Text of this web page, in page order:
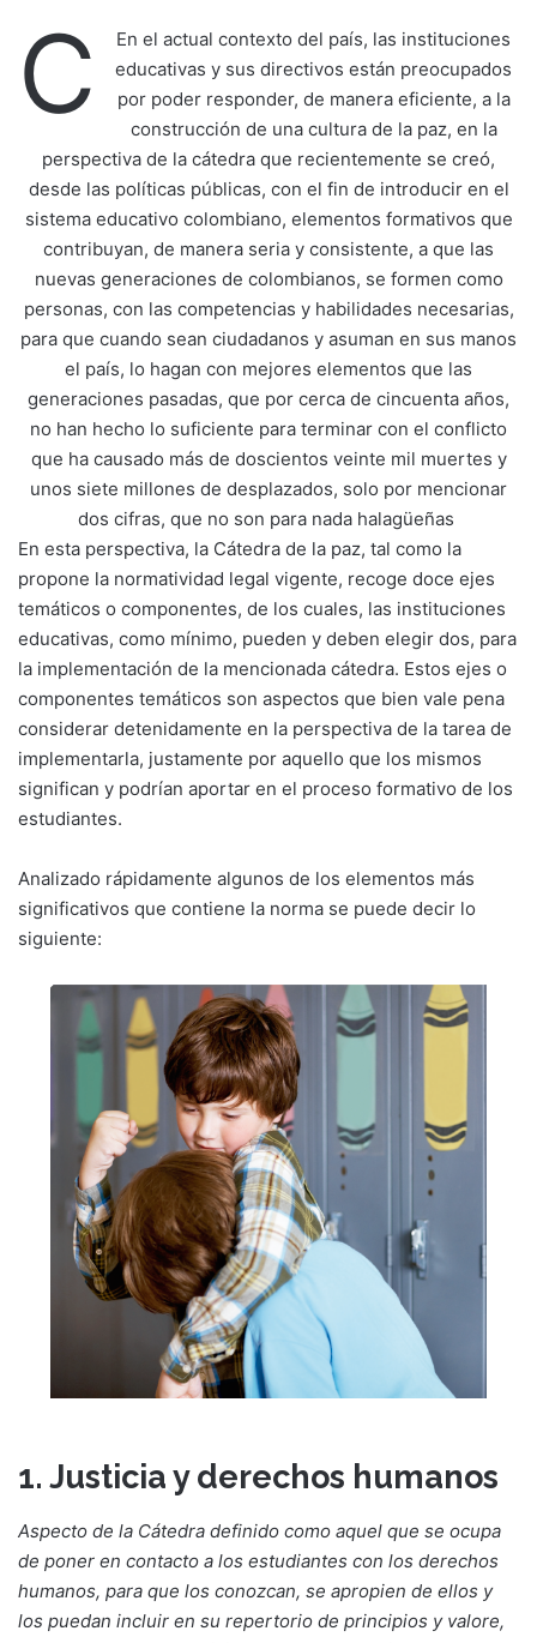
C
En el actual contexto del país, las instituciones
educativas y sus directivos están preocupados
por poder responder, de manera eficiente, a la
construcción de una cultura de la paz, en la
perspectiva de la cátedra que recientemente se creó,
desde las políticas públicas, con el fin de introducir en el
sistema educativo colombiano, elementos formativos que
contribuyan, de manera seria y consistente, a que las
nuevas generaciones de colombianos, se formen como
personas, con las competencias y habilidades necesarias,
para que cuando sean ciudadanos y asuman en sus manos
el país, lo hagan con mejores elementos que las
generaciones pasadas, que por cerca de cincuenta años,
no han hecho lo suficiente para terminar con el conflicto
que ha causado más de doscientos veinte mil muertes y
unos siete millones de desplazados, solo por mencionar
dos cifras, que no son para nada halagüeñas
En esta perspectiva, la Cátedra de la paz, tal como la
propone la normatividad legal vigente, recoge doce ejes
temáticos o componentes, de los cuales, las instituciones
educativas, como mínimo, pueden y deben elegir dos, para
la implementación de la mencionada cátedra. Estos ejes o
componentes temáticos son aspectos que bien vale pena
considerar detenidamente en la perspectiva de la tarea de
implementarla, justamente por aquello que los mismos
significan y podrían aportar en el proceso formativo de los
estudiantes.
Analizado rápidamente algunos de los elementos más
significativos que contiene la norma se puede decir lo
siguiente:
1. Justicia y derechos humanos
Aspecto de la Cátedra definido como aquel que se ocupa
de poner en contacto a los estudiantes con los derechos
humanos, para que los conozcan, se apropien de ellos y
los puedan incluir en su repertorio de principios y valore,